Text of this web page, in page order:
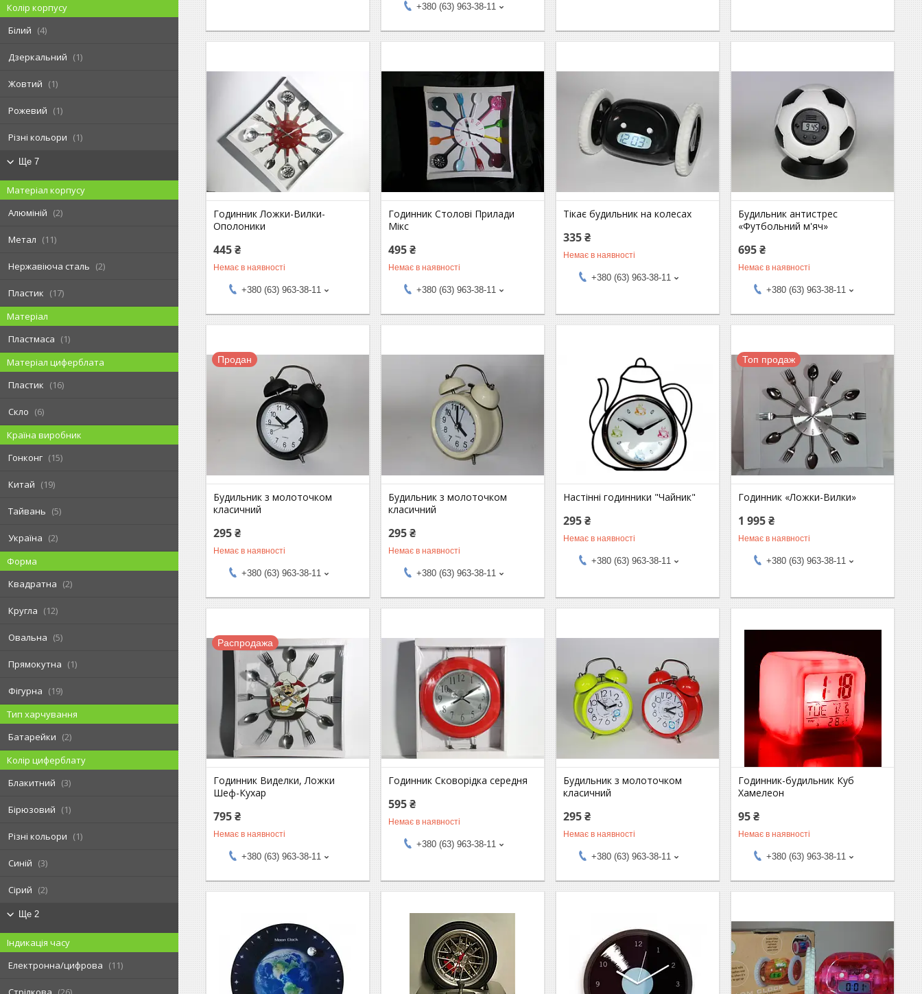
Колір корпусу
Білий
4
Дзеркальний 1
Жовтий 1
Рожевий 1
Різні кольори 1
Ще 7
Матеріал корпусу
Алюміній
2
Метал 11
Нержавіюча сталь 2
Пластик
17
Матеріал
Пластмаса
1
Матеріал циферблата
Пластик
16
Скло
6
Країна виробник
Гонконг
15
Китай 19
Тайвань 5
Україна
2
Форма
Квадратна
2
Кругла 12
Овальна 5
Прямокутна 1
Фігурна
19
Тип харчування
Батарейки
2
Колір циферблату
Блакитний
3
Бірюзовий 1
Різні кольори 1
Синій 3
Сірий 2
Ще 2
Індикація часу
Електронна/цифрова
11
+380 (63) 963-38-11
Годинник Ложки-Вилки-
Ополоники
445 ₴
Немає в наявності
+380 (63) 963-38-11
Годинник Столові Прилади
Мікс
495 ₴
Немає в наявності
+380 (63) 963-38-11
Тікає будильник на колесах
335 ₴
Немає в наявності
+380 (63) 963-38-11
Будильник антистрес
«Футбольний м'яч»
695 ₴
Немає в наявності
+380 (63) 963-38-11
Продан
Будильник з молоточком
класичний
295 ₴
Немає в наявності
+380 (63) 963-38-11
Будильник з молоточком
класичний
295 ₴
Немає в наявності
+380 (63) 963-38-11
Настінні годинники "Чайник"
295 ₴
Немає в наявності
+380 (63) 963-38-11
Топ продаж
Годинник «Ложки-Вилки»
1 995 ₴
Немає в наявності
+380 (63) 963-38-11
Распродажа
Годинник Виделки, Ложки
Шеф-Кухар
795 ₴
Немає в наявності
+380 (63) 963-38-11
Годинник Сковорідка середня
595 ₴
Немає в наявності
+380 (63) 963-38-11
Будильник з молоточком
класичний
295 ₴
Немає в наявності
+380 (63) 963-38-11
Годинник-будильник Куб
Хамелеон
95 ₴
Немає в наявності
+380 (63) 963-38-11